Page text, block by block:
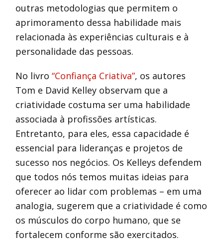
outras metodologias que permitem o
aprimoramento dessa habilidade mais
relacionada às experiências culturais e à
personalidade das pessoas.
No livro“Confiança Criativa”, os autores
Tom e David Kelley observam que a
criatividade costuma ser uma habilidade
associada à profissões artísticas.
Entretanto, para eles, essa capacidade é
essencial para lideranças e projetos de
sucesso nos negócios. Os Kelleys defendem
que todos nós temos muitas ideias para
oferecer ao lidar com problemas – em uma
analogia, sugerem que a criatividade é como
os músculos do corpo humano, que se
fortalecem conforme são exercitados.